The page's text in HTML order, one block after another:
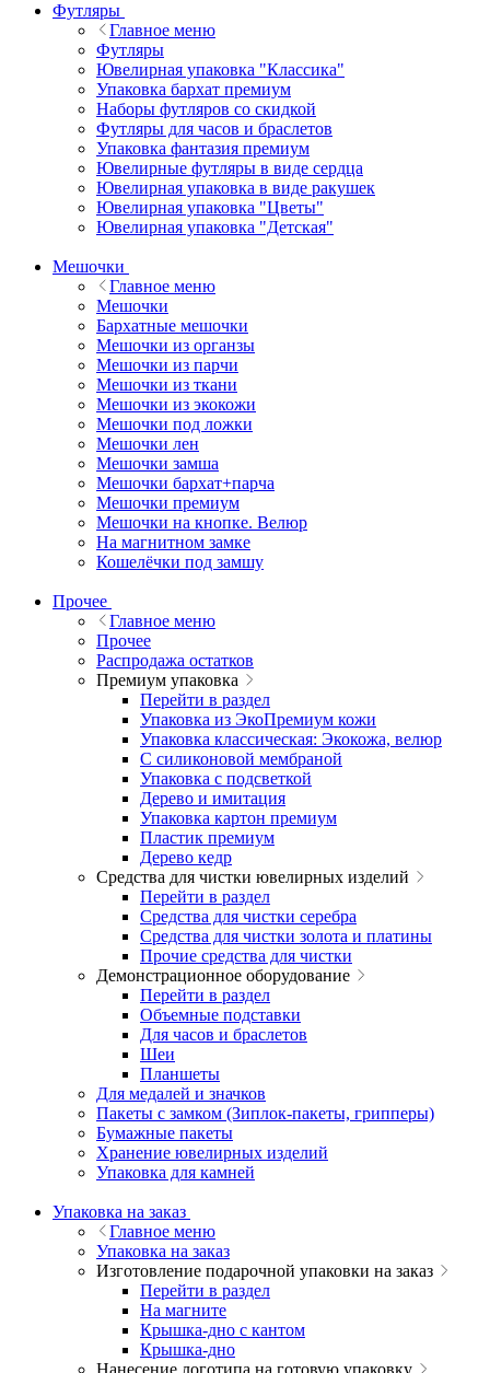
Футляры
Главное меню
Футляры
Ювелирная упаковка "Классика"
Упаковка бархат премиум
Наборы футляров со скидкой
Футляры для часов и браслетов
Упаковка фантазия премиум
Ювелирные футляры в виде сердца
Ювелирная упаковка в виде ракушек
Ювелирная упаковка "Цветы"
Ювелирная упаковка "Детская"
Мешочки
Главное меню
Мешочки
Бархатные мешочки
Мешочки из органзы
Мешочки из парчи
Мешочки из ткани
Мешочки из экокожи
Мешочки под ложки
Мешочки лен
Мешочки замша
Мешочки бархат+парча
Мешочки премиум
Мешочки на кнопке. Велюр
На магнитном замке
Кошелёчки под замшу
Прочее
Главное меню
Прочее
Распродажа остатков
Премиум упаковка
Перейти в раздел
Упаковка из ЭкоПремиум кожи
Упаковка классическая: Экокожа, велюр
С силиконовой мембраной
Упаковка с подсветкой
Дерево и имитация
Упаковка картон премиум
Пластик премиум
Дерево кедр
Средства для чистки ювелирных изделий
Перейти в раздел
Средства для чистки серебра
Средства для чистки золота и платины
Прочие средства для чистки
Демонстрационное оборудование
Перейти в раздел
Объемные подставки
Для часов и браслетов
Шеи
Планшеты
Для медалей и значков
Пакеты с замком (Зиплок-пакеты, грипперы)
Бумажные пакеты
Хранение ювелирных изделий
Упаковка для камней
Упаковка на заказ
Главное меню
Упаковка на заказ
Изготовление подарочной упаковки на заказ
Перейти в раздел
На магните
Крышка-дно с кантом
Крышка-дно
Нанесение логотипа на готовую упаковку